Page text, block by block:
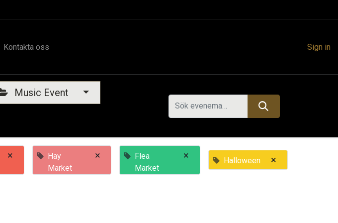
Kontakta oss Sign in
Music Event
×
Hay
Market
×
Flea
Market
× Halloween ×